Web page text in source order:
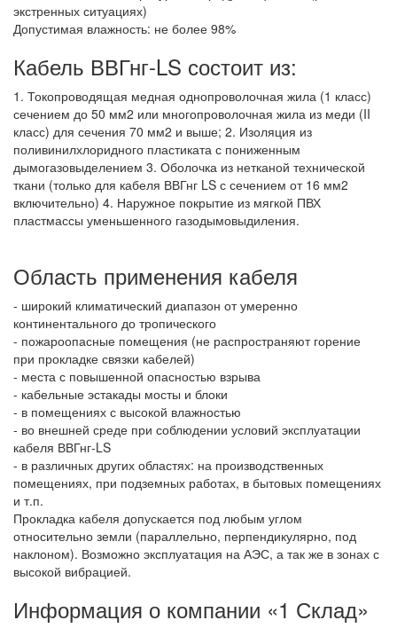
экстренных ситуациях)
Допустимая влажность: не более 98%
Кабель ВВГнг-LS состоит из:
1. Токопроводящая медная однопроволочная жила (1 класс)
сечением до 50 мм2 или многопроволочная жила из меди (II
класс) для сечения 70 мм2 и выше; 2. Изоляция из
поливинилхлоридного пластиката с пониженным
дымогазовыделением 3. Оболочка из нетканой технической
ткани (только для кабеля ВВГнг LS с сечением от 16 мм2
включительно) 4. Наружное покрытие из мягкой ПВХ
пластмассы уменьшенного газодымовыдиления.
Область применения кабеля
- широкий климатический диапазон от умеренно
континентального до тропического
- пожароопасные помещения (не распространяют горение
при прокладке связки кабелей)
- места с повышенной опасностью взрыва
- кабельные эстакады мосты и блоки
- в помещениях с высокой влажностью
- во внешней среде при соблюдении условий эксплуатации
кабеля ВВГнг-LS
- в различных других областях: на производственных
помещениях, при подземных работах, в бытовых помещениях
и т.п.
Прокладка кабеля допускается под любым углом
относительно земли (параллельно, перпендикулярно, под
наклоном). Возможно эксплуатация на АЭС, а так же в зонах с
высокой вибрацией.
Информация о компании «1 Склад»